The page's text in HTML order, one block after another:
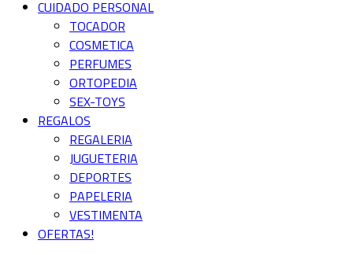
CUIDADO PERSONAL
TOCADOR
COSMETICA
PERFUMES
ORTOPEDIA
SEX-TOYS
REGALOS
REGALERIA
JUGUETERIA
DEPORTES
PAPELERIA
VESTIMENTA
OFERTAS!